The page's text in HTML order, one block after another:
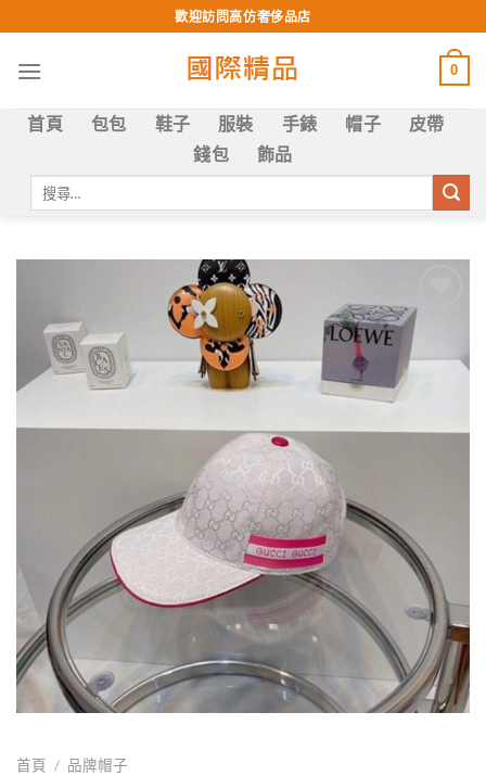
to
content
歡迎訪問高仿奢侈品店
0
首頁 包包 鞋子 服裝 手錶 帽子
皮帶
錢包
飾品
Add to
wishlist
首頁 / 品牌帽子